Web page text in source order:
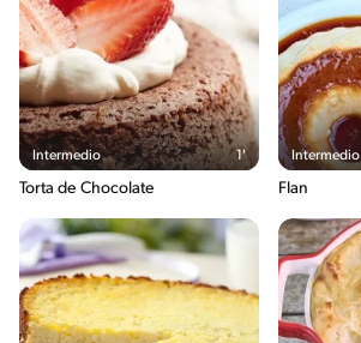
Intermedio 1'
Torta de Chocolate
Intermedio
Flan